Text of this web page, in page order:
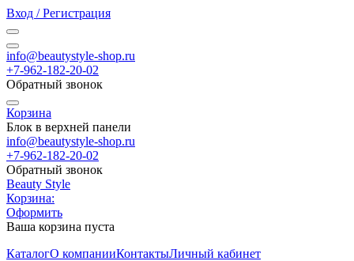
Вход / Регистрация
info@beautystyle-shop.ru
+7-962-182-20-02
Обратный звонок
Корзина
Блок в верхней панели
info@beautystyle-shop.ru
+7-962-182-20-02
Обратный звонок
Beauty Style
Корзина:
Оформить
Ваша корзина пуста
КаталогО компанииКонтактыЛичный кабинет